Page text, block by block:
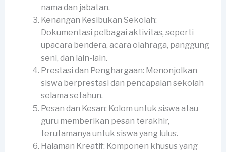
nama dan jabatan.
Kenangan Kesibukan Sekolah:
Dokumentasi pelbagai aktivitas, seperti
upacara bendera, acara olahraga, panggung
seni, dan lain-lain.
Prestasi dan Penghargaan: Menonjolkan
siswa berprestasi dan pencapaian sekolah
selama setahun.
Pesan dan Kesan: Kolom untuk siswa atau
guru memberikan pesan terakhir,
terutamanya untuk siswa yang lulus.
Halaman Kreatif: Komponen khusus yang